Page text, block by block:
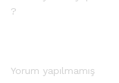
?
Yorum yapılmamış